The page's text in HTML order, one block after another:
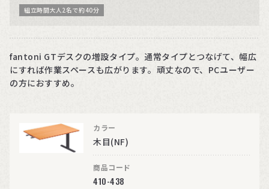
組立時間大人2名で約40分
fantoni GTデスクの増設タイプ。通常タイプとつなげて、幅広
にすれば作業スペースも広がります。頑丈なので、PCユーザー
の方におすすめ。
カラー
木目(NF)
商品コード
410-438